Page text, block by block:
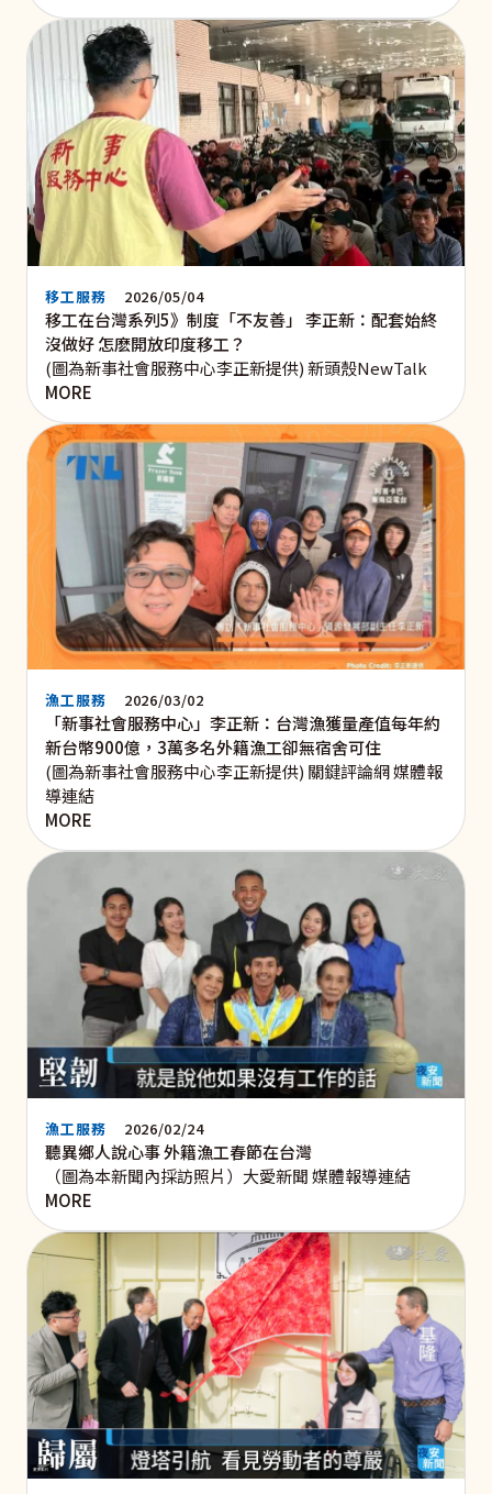
移工服務 2026/05/04
移工在台灣系列5》制度「不友善」 李正新：配套始終
沒做好 怎麽開放印度移工？
(圖為新事社會服務中心李正新提供) 新頭殼NewTalk
MORE
漁工服務 2026/03/02
「新事社會服務中心」李正新：台灣漁獲量產值每年約
新台幣900億，3萬多名外籍漁工卻無宿舍可住
(圖為新事社會服務中心李正新提供) 關鍵評論網 媒體報
導連結
MORE
漁工服務 2026/02/24
聽異鄉人說心事 外籍漁工春節在台灣
（圖為本新聞內採訪照片）大愛新聞 媒體報導連結
MORE